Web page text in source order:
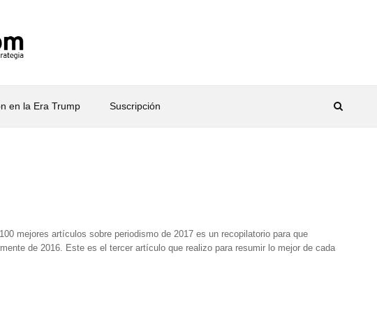
en la Era Trump Suscripción
mejores artículos sobre periodismo de 2017 es un recopilatorio para que
de 2016. Este es el tercer artículo que realizo para resumir lo mejor de cada